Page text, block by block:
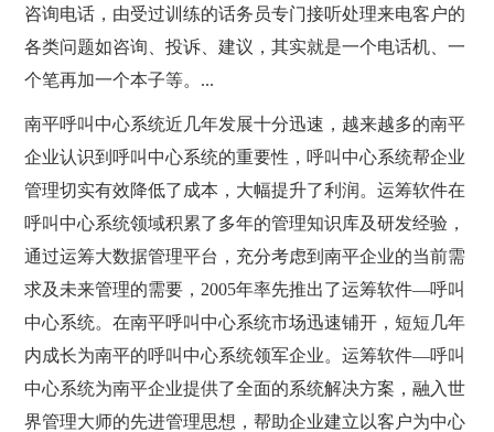
咨询电话，由受过训练的话务员专门接听处理来电客户的
各类问题如咨询、投诉、建议，其实就是一个电话机、一
个笔再加一个本子等。...
南平呼叫中心系统近几年发展十分迅速，越来越多的南平
企业认识到呼叫中心系统的重要性，呼叫中心系统帮企业
管理切实有效降低了成本，大幅提升了利润。运筹软件在
呼叫中心系统领域积累了多年的管理知识库及研发经验，
通过运筹大数据管理平台，充分考虑到南平企业的当前需
求及未来管理的需要，2005年率先推出了运筹软件—呼叫
中心系统。在南平呼叫中心系统市场迅速铺开，短短几年
内成长为南平的呼叫中心系统领军企业。运筹软件—呼叫
中心系统为南平企业提供了全面的系统解决方案，融入世
界管理大师的先进管理思想，帮助企业建立以客户为中心